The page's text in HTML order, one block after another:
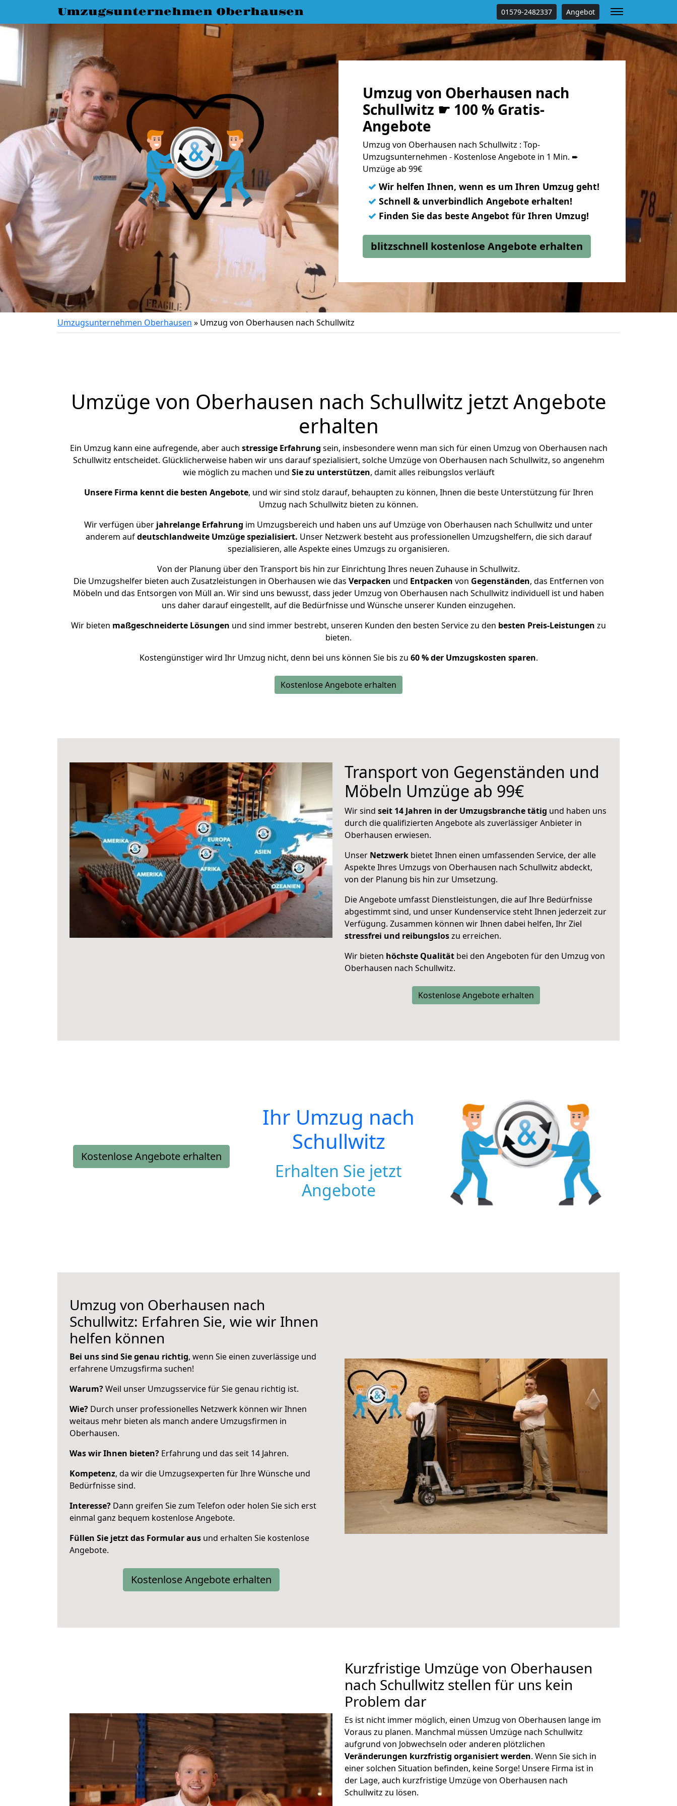
Umzugsunternehmen Oberhausen 01579-2482337 Angebot
Umzug von Oberhausen nach
Schullwitz ☛ 100 % Gratis-
Angebote
Umzug von Oberhausen nach Schullwitz : Top-
Umzugsunternehmen - Kostenlose Angebote in 1 Min. ➨
Umzüge ab 99€
✓ Wir helfen Ihnen, wenn es um Ihren Umzug geht!
✓ Schnell & unverbindlich Angebote erhalten!
✓ Finden Sie das beste Angebot für Ihren Umzug!
blitzschnell kostenlose Angebote erhalten
Umzugsunternehmen Oberhausen » Umzug von Oberhausen nach Schullwitz
Umzüge von Oberhausen nach Schullwitz jetzt Angebote
erhalten
Ein Umzug kann eine aufregende, aber auch stressige Erfahrung sein, insbesondere wenn man sich für einen Umzug von Oberhausen nach
Schullwitz entscheidet. Glücklicherweise haben wir uns darauf spezialisiert, solche Umzüge von Oberhausen nach Schullwitz, so angenehm
wie möglich zu machen und Sie zu unterstützen, damit alles reibungslos verläuft
Unsere Firma kennt die besten Angebote, und wir sind stolz darauf, behaupten zu können, Ihnen die beste Unterstützung für Ihren
Umzug nach Schullwitz bieten zu können.
Wir verfügen über jahrelange Erfahrung im Umzugsbereich und haben uns auf Umzüge von Oberhausen nach Schullwitz und unter
anderem aufdeutschlandweite Umzüge spezialisiert. Unser Netzwerk besteht aus professionellen Umzugshelfern, die sich darauf
spezialisieren, alle Aspekte eines Umzugs zu organisieren.
Von der Planung über den Transport bis hin zur Einrichtung Ihres neuen Zuhause in Schullwitz.
Die Umzugshelfer bieten auch Zusatzleistungen in Oberhausen wie das Verpacken und Entpacken von Gegenständen, das Entfernen von
Möbeln und das Entsorgen von Müll an. Wir sind uns bewusst, dass jeder Umzug von Oberhausen nach Schullwitz individuell ist und haben
uns daher darauf eingestellt, auf die Bedürfnisse und Wünsche unserer Kunden einzugehen.
Wir bieten maßgeschneiderte Lösungen und sind immer bestrebt, unseren Kunden den besten Service zu den besten Preis-Leistungen zu
bieten.
Kostengünstiger wird Ihr Umzug nicht, denn bei uns können Sie bis zu 60 % der Umzugskosten sparen.
Kostenlose Angebote erhalten
Transport von Gegenständen und
Möbeln Umzüge ab 99€
Wir sind seit 14 Jahren in der Umzugsbranche tätig und haben uns
durch die qualifizierten Angebote als zuverlässiger Anbieter in
Oberhausen erwiesen.
Unser Netzwerk bietet Ihnen einen umfassenden Service, der alle
Aspekte Ihres Umzugs von Oberhausen nach Schullwitz abdeckt,
von der Planung bis hin zur Umsetzung.
Die Angebote umfasst Dienstleistungen, die auf Ihre Bedürfnisse
abgestimmt sind, und unser Kundenservice steht Ihnen jederzeit zur
Verfügung. Zusammen können wir Ihnen dabei helfen, Ihr Ziel
stressfrei und reibungsloszu erreichen.
Wir bieten höchste Qualität bei den Angeboten für den Umzug von
Oberhausen nach Schullwitz.
Kostenlose Angebote erhalten
Kostenlose Angebote erhalten
Ihr Umzug nach
Schullwitz
Erhalten Sie jetzt
Angebote
Umzug von Oberhausen nach
Schullwitz: Erfahren Sie, wie wir Ihnen
helfen können
Bei uns sind Sie genau richtig, wenn Sie einen zuverlässige und
erfahrene Umzugsfirma suchen!
Warum?Weil unser Umzugsservice für Sie genau richtig ist.
Wie? Durch unser professionelles Netzwerk können wir Ihnen
weitaus mehr bieten als manch andere Umzugsfirmen in
Oberhausen.
Was wir Ihnen bieten? Erfahrung und das seit 14 Jahren.
Kompetenz, da wir die Umzugsexperten für Ihre Wünsche und
Bedürfnisse sind.
Interesse? Dann greifen Sie zum Telefon oder holen Sie sich erst
einmal ganz bequem kostenlose Angebote.
Füllen Sie jetzt das Formular aus und erhalten Sie kostenlose
Angebote.
Kostenlose Angebote erhalten
Kurzfristige Umzüge von Oberhausen
nach Schullwitz stellen für uns kein
Problem dar
Es ist nicht immer möglich, einen Umzug von Oberhausen lange im
Voraus zu planen. Manchmal müssen Umzüge nach Schullwitz
aufgrund von Jobwechseln oder anderen plötzlichen
Veränderungen kurzfristig organisiert werden. Wenn Sie sich in
einer solchen Situation befinden, keine Sorge! Unsere Firma ist in
der Lage, auch kurzfristige Umzüge von Oberhausen nach
Schullwitz zu lösen.